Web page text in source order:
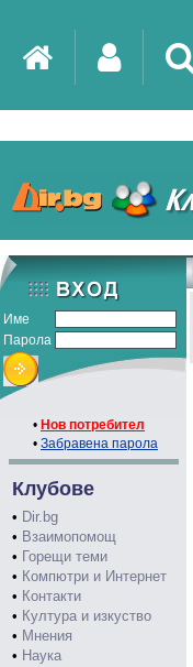
Име
Парола
• Нов потребител
• Забравена парола
Клубове
• Dir.bg
• Взаимопомощ
• Горещи теми
• Компютри и Интернет
• Контакти
• Култура и изкуство
• Мнения
• Наука